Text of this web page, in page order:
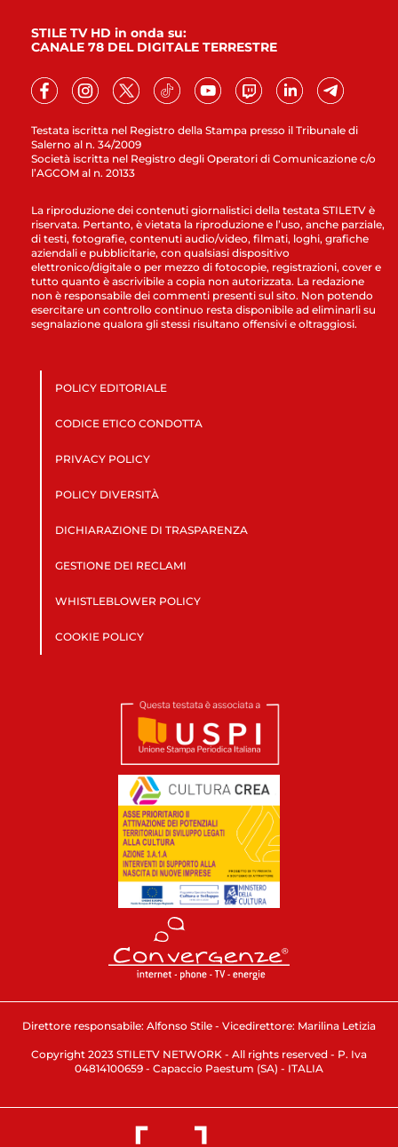
Testata iscritta nel Registro della Stampa presso il Tribunale di
Salerno al n. 34/2009
Società iscritta nel Registro degli Operatori di Comunicazione c/o
l’AGCOM al n. 20133
STILE TV HD in onda su:
CANALE 78 DEL DIGITALE TERRESTRE
La riproduzione dei contenuti giornalistici della testata STILETV è
riservata. Pertanto, è vietata la riproduzione e l’uso, anche parziale,
di testi, fotografie, contenuti audio/video, filmati, loghi, grafiche
aziendali e pubblicitarie, con qualsiasi dispositivo
elettronico/digitale o per mezzo di fotocopie, registrazioni, cover e
tutto quanto è ascrivibile a copia non autorizzata. La redazione
non è responsabile dei commenti presenti sul sito. Non potendo
esercitare un controllo continuo resta disponibile ad eliminarli su
segnalazione qualora gli stessi risultano offensivi e oltraggiosi.
POLICY EDITORIALE
CODICE ETICO CONDOTTA
PRIVACY POLICY
POLICY DIVERSITÀ
DICHIARAZIONE DI TRASPARENZA
GESTIONE DEI RECLAMI
WHISTLEBLOWER POLICY
COOKIE POLICY
Direttore responsabile: Alfonso Stile - Vicedirettore: Marilina Letizia
Copyright 2023 STILETV NETWORK - All rights reserved - P. Iva
04814100659 - Capaccio Paestum (SA) - ITALIA